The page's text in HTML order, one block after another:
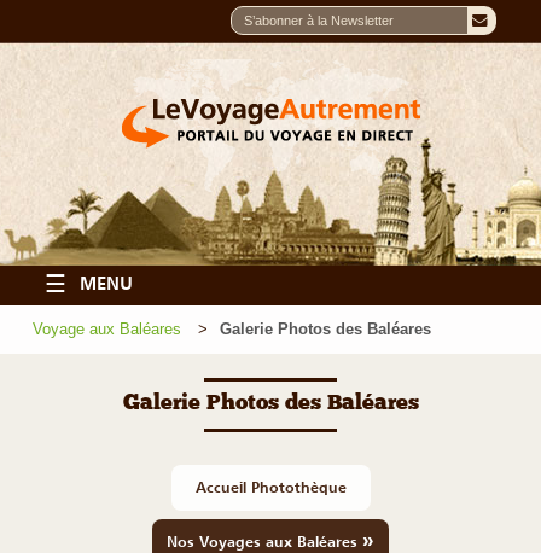
☰ MENU
Voyage aux Baléares Galerie Photos des Baléares
Galerie Photos des Baléares
Accueil Photothèque
Nos Voyages aux Baléares »